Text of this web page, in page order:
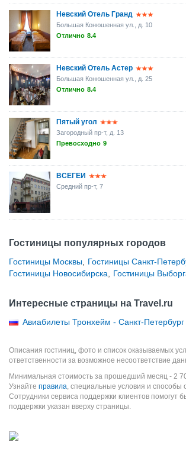
Невский Отель Гранд
Большая Конюшенная ул., д. 10
Отлично 8.4
Невский Отель Астер
Большая Конюшенная ул., д. 25
Отлично 8.4
Пятый угол
Загородный пр-т, д. 13
Превосходно 9
ВСЕГЕИ
Средний пр-т, 7
Гостиницы популярных городов
Гостиницы Москвы Гостиницы Санкт-
Гостиницы Новосибирска
Гостиницы
Интересные страницы на Travel.ru
Авиабилеты Тронхейм - Санкт-Петербург
Описания гостиниц, фото и список оказываемых
ответственности за возможное несоответствие
Минимальная стоимость за прошедший месяц - 2
Узнайте правила, специальные условия и
Сотрудники сервиса поддержки клиентов
поддержки указан вверху страницы.